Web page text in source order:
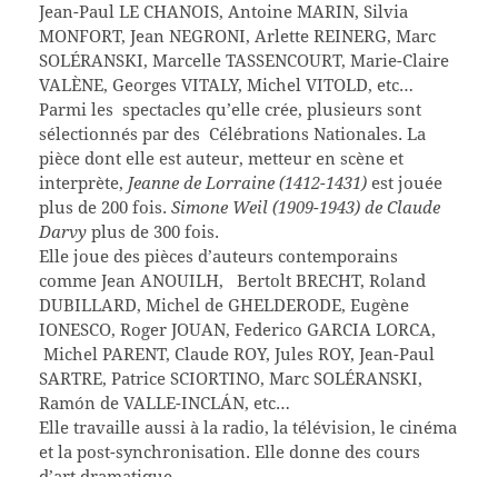
Jean-Paul LE CHANOIS, Antoine MARIN, Silvia
MONFORT, Jean NEGRONI, Arlette REINERG, Marc
SOLÉRANSKI, Marcelle TASSENCOURT, Marie-Claire
VALÈNE, Georges VITALY, Michel VITOLD, etc…
Parmi les spectacles qu’elle crée, plusieurs sont
sélectionnés par des Célébrations Nationales. La
pièce dont elle est auteur, metteur en scène et
interprète, Jeanne de Lorraine (1412-1431) est jouée
plus de 200 fois. Simone Weil (1909-1943) de Claude
Darvy plus de 300 fois.
Elle joue des pièces d’auteurs contemporains
comme Jean ANOUILH, Bertolt BRECHT, Roland
DUBILLARD, Michel de GHELDERODE, Eugène
IONESCO, Roger JOUAN, Federico GARCIA LORCA,
Michel PARENT, Claude ROY, Jules ROY, Jean-Paul
SARTRE, Patrice SCIORTINO, Marc SOLÉRANSKI,
Ramón de VALLE-INCLÁN, etc…
Elle travaille aussi à la radio, la télévision, le cinéma
et la post-synchronisation. Elle donne des cours